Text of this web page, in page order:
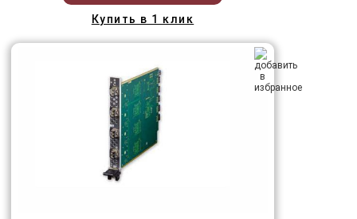
Купить в 1 клик